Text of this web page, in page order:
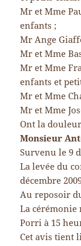
Mr et Mme
enfants ;
Mr Ange
Mr et Mme
Mr et Mme
enfants et
Mr et Mme
Mr et Mme
Ont la
Monsieur
Survenu le 9
La levée du
décembre
Au reposoir
La cérémonie
Porri à 15
Cet avis tient